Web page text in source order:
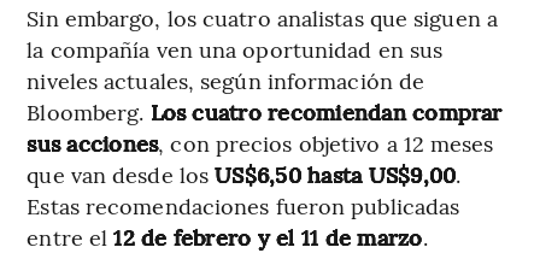
Sin embargo, los cuatro analistas que siguen a
la compañía ven una oportunidad en sus
niveles actuales, según información de
Bloomberg. Los cuatro recomiendan comprar
sus acciones, con precios objetivo a 12 meses
que van desde losUS$6,50 hasta US$9,00.
Estas recomendaciones fueron publicadas
entre el12 de febrero y el 11 de marzo.